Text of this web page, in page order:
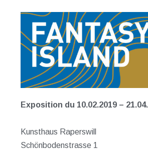
Exposition du 10.02.2019 –
Kunsthaus Raperswill
Schönbodenstrasse 1